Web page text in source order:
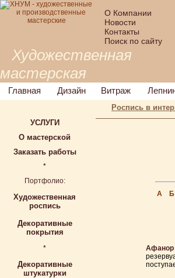
О Компании
Новости
Контакты
Поиск по сайту
Художественная
мастерская
Главная Дизайн Витраж
Роспись в
УСЛУГИ
О мастерской
Заказать работы
*
Портфолио:
Художественная
роспись
Декоративные
покрытия
*
Декоративные
штукатурки
А Б
Афанор